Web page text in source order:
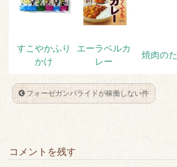
すこやかふり
かけ
エーラベルカ
レー
焼肉の
フォーゼガンバライドが稼働しない件
コメントを残す